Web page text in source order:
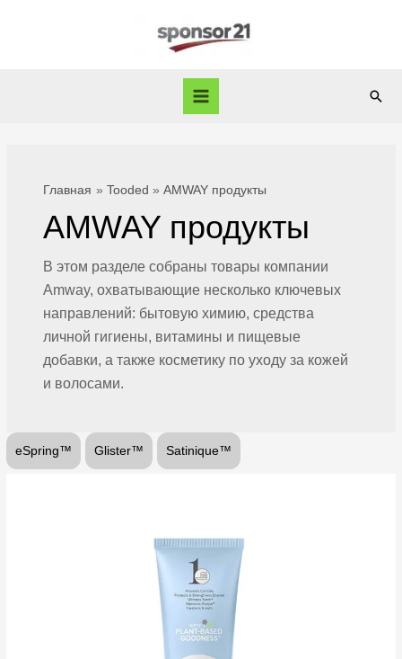
Main
Главная Tooded AMWAY продукты
AMWAY продукты
Вэтом разделе собраны товары компании
Amway, охватывающие несколько ключевых
направлений: бытовую химию, средства
личной гигиены, витамины и пищевые
добавки, а также косметику по уходу за кожей
и волосами.
eSpring™ Glister™ Satinique™